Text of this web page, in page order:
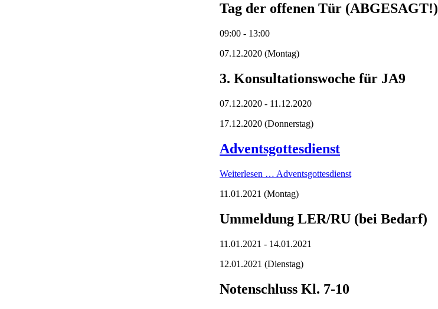
Tag der offenen Tür (ABGESAGT!)
09:00 - 13:00
07.12.2020 (Montag)
3. Konsultationswoche für JA9
07.12.2020 - 11.12.2020
17.12.2020 (Donnerstag)
Adventsgottesdienst
Weiterlesen … Adventsgottesdienst
11.01.2021 (Montag)
Ummeldung LER/RU (bei Bedarf)
11.01.2021 - 14.01.2021
12.01.2021 (Dienstag)
Notenschluss Kl. 7-10